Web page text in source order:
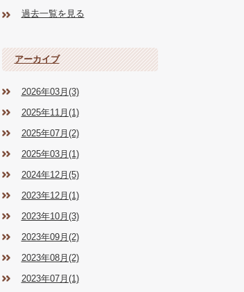
過去一覧を見る
アーカイブ
2026年03月(3)
2025年11月(1)
2025年07月(2)
2025年03月(1)
2024年12月(5)
2023年12月(1)
2023年10月(3)
2023年09月(2)
2023年08月(2)
2023年07月(1)